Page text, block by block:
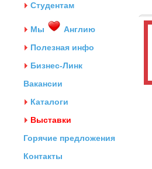
Студентам
Мы
Англию
Полезная инфо
Бизнес-Линк
Вакансии
Каталоги
Выставки
Горячие предложения
Контакты